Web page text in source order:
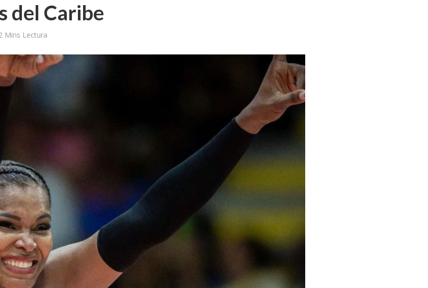
del Caribe
Mins Lectura